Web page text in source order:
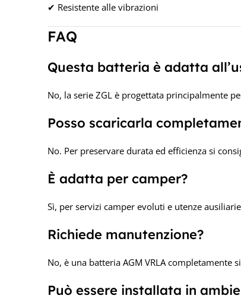
✔ Resistente alle vibrazioni
FAQ
Questa batteria è adatta
No, la serie ZGL è progettata principalmente
Posso scaricarla
No. Per preservare durata ed efficienza si
È adatta per camper?
Sì, per servizi camper evoluti e utenze
Richiede manutenzione?
No, è una batteria AGM VRLA completamente
Può essere installata in